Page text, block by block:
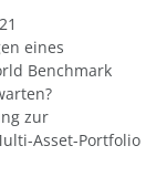
eines
Benchmark
zur
Asset-Portfolio